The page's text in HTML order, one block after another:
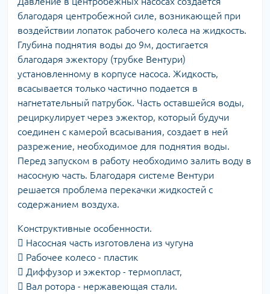
благодаря центробежной силе, возникающей при
воздействии лопаток рабочего колеса на жидкость.
Глубина поднятия воды до 9м, достигается
благодаря эжектору (трубке Вентури)
установленному в корпусе насоса. Жидкость,
всасывается только частично подается в
нагнетательный патрубок. Часть оставшейся воды,
рециркулирует через эжектор, который будучи
соединен с камерой всасывания, создает в ней
разрежение, необходимое для поднятия воды.
Перед запуском в работу необходимо залить воду в
насосную часть. Благодаря системе Вентури
решается проблема перекачки жидкостей с
содержанием воздуха.
Конструктивные особенности.
 Насосная часть изготовлена из чугуна
 Рабочее колесо - пластик
 Диффузор и эжектор - термопласт,
 Вал ротора - нержавеющая стали.